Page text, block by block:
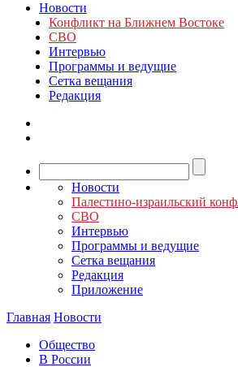
Новости
Конфликт на Ближнем Востоке
СВО
Интервью
Программы и ведущие
Сетка вещания
Редакция
Новости
Палестино-израильский
СВО
Интервью
Программы и ведущие
Сетка вещания
Редакция
Приложение
Главная Новости
Общество
В России